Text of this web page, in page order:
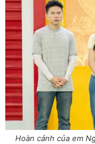
Hoàn cảnh của em